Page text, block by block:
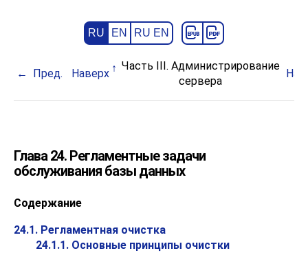
RU EN RU EN
Пред. Наверх
Часть III. Администрирование
сервера
Глава 24. Регламентные задачи
обслуживания базы данных
Содержание
24.1. Регламентная очистка
24.1.1. Основные принципы очистки